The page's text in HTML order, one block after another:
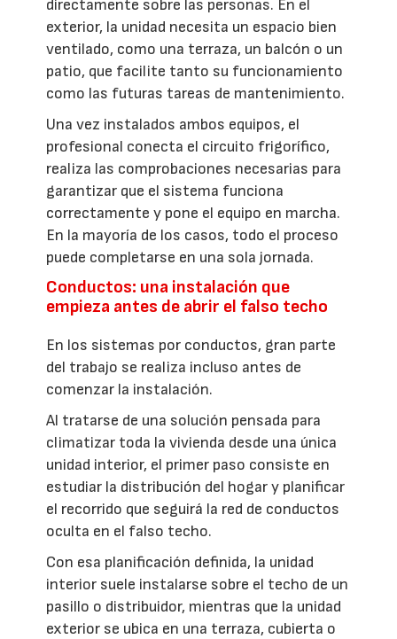
directamente sobre las personas. En el
exterior, la unidad necesita un espacio bien
ventilado, como una terraza, un balcón o un
patio, que facilite tanto su funcionamiento
como las futuras tareas de mantenimiento.
Una vez instalados ambos equipos, el
profesional conecta el circuito frigorífico,
realiza las comprobaciones necesarias para
garantizar que el sistema funciona
correctamente y pone el equipo en marcha.
En la mayoría de los casos, todo el proceso
puede completarse en una sola jornada.
Conductos: una instalación que
empieza antes de abrir el falso techo
En los sistemas por conductos, gran parte
del trabajo se realiza incluso antes de
comenzar la instalación.
Al tratarse de una solución pensada para
climatizar toda la vivienda desde una única
unidad interior, el primer paso consiste en
estudiar la distribución del hogar y planificar
el recorrido que seguirá la red de conductos
oculta en el falso techo.
Con esa planificación definida, la unidad
interior suele instalarse sobre el techo de un
pasillo o distribuidor, mientras que la unidad
exterior se ubica en una terraza, cubierta o